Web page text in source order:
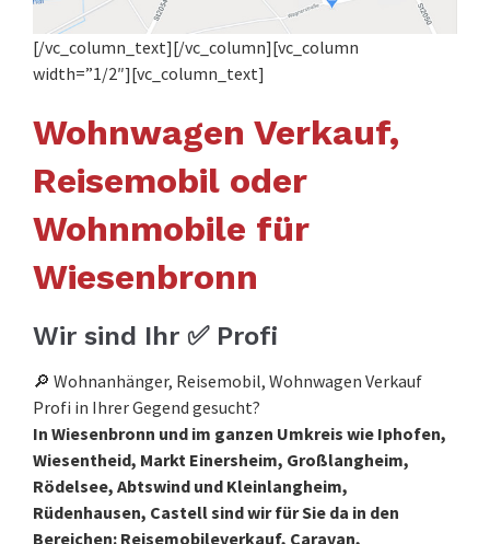
[/vc_column_text][/vc_column][vc_column
width=”1/2″][vc_column_text]
Wohnwagen Verkauf,
Reisemobil oder
Wohnmobile für
Wiesenbronn
Wir sind Ihr ✅ Profi
🔎 Wohnanhänger, Reisemobil, Wohnwagen Verkauf
Profi in Ihrer Gegend gesucht?
In Wiesenbronn und im ganzen Umkreis wie Iphofen,
Wiesentheid, Markt Einersheim, Großlangheim,
Rödelsee, Abtswind und Kleinlangheim,
Rüdenhausen, Castell sind wir für Sie da in den
Bereichen: Reisemobileverkauf, Caravan,